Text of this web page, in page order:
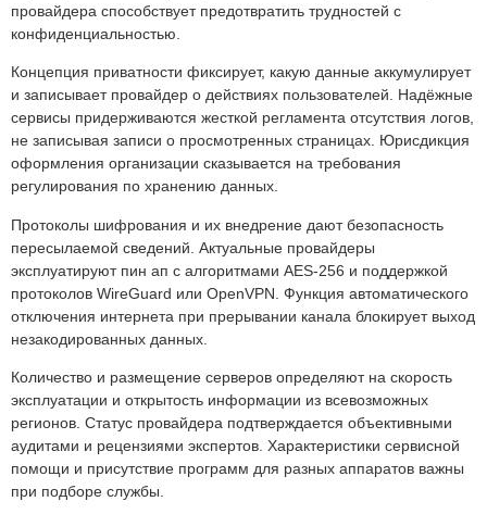
провайдера способствует предотвратить трудностей с
конфиденциальностью.
Концепция приватности фиксирует, какую данные аккумулирует
и записывает провайдер о действиях пользователей. Надёжные
сервисы придерживаются жесткой регламента отсутствия логов,
не записывая записи о просмотренных страницах. Юрисдикция
оформления организации сказывается на требования
регулирования по хранению данных.
Протоколы шифрования и их внедрение дают безопасность
пересылаемой сведений. Актуальные провайдеры
эксплуатируют пин ап с алгоритмами AES-256 и поддержкой
протоколов WireGuard или OpenVPN. Функция автоматического
отключения интернета при прерывании канала блокирует выход
незакодированных данных.
Количество и размещение серверов определяют на скорость
эксплуатации и открытость информации из всевозможных
регионов. Статус провайдера подтверждается объективными
аудитами и рецензиями экспертов. Характеристики сервисной
помощи и присутствие программ для разных аппаратов важны
при подборе службы.